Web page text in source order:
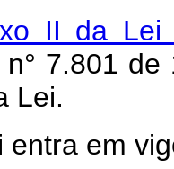
II da
7.801
Lei.
entra em